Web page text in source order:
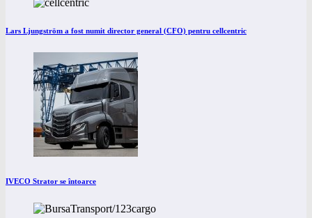
Lars Ljungström a fost numit director general (CFO) pentru cellcentric
IVECO Strator se întoarce